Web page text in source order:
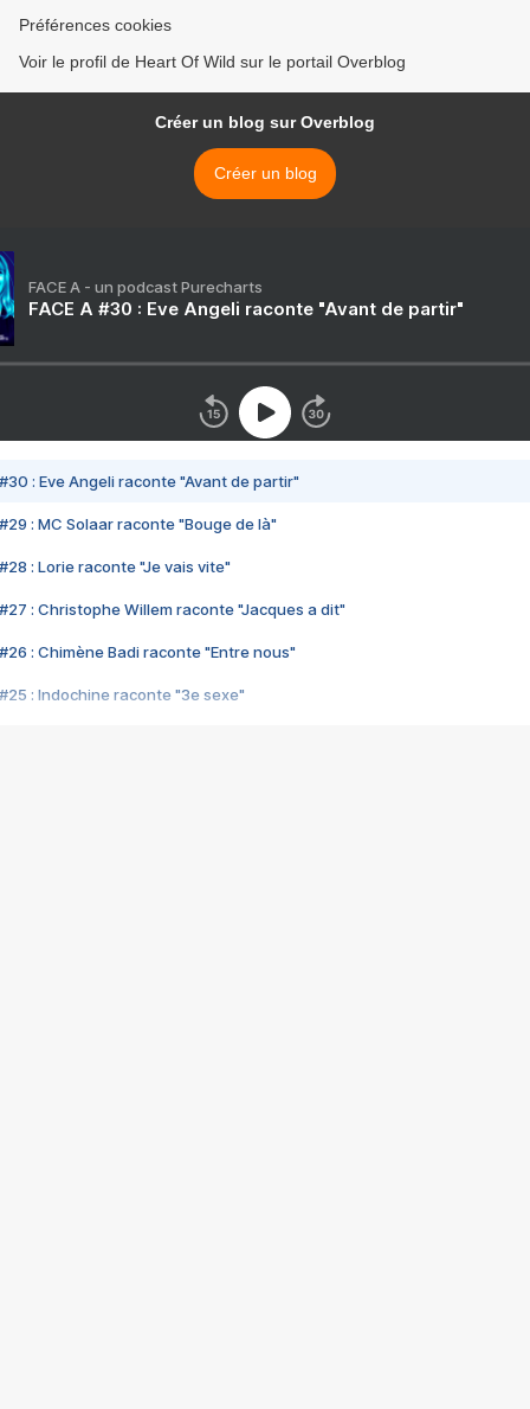
Préférences cookies
Voir le profil de Heart Of Wild sur le portail Overblog
Créer un blog sur Overblog
Créer un blog
FACE A - un podcast Purecharts
FACE A #30 : Eve Angeli raconte "Avant de partir"
#30 : Eve Angeli raconte "Avant de partir"
#29 : MC Solaar raconte "Bouge de là"
#28 : Lorie raconte "Je vais vite"
#27 : Christophe Willem raconte "Jacques a dit"
#26 : Chimène Badi raconte "Entre nous"
#25 : Indochine raconte "3e sexe"